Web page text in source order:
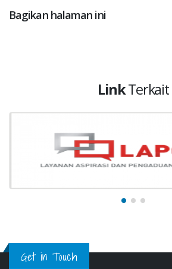
Bagikan halaman ini
LinkTerkait
Get in Touch